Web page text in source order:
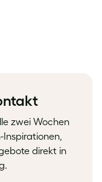
zwei Wochen
Inspirationen,
direkt in